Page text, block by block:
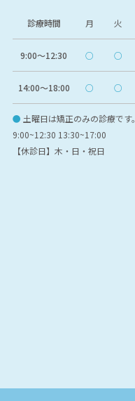
診療時間 月 火
9:00〜12:30 ○ ○
14:00〜18:00 ○ ○
● 土曜日は矯正のみの診療です。
9:00~12:30 13:30~17:00
【休診日】木・日・祝日